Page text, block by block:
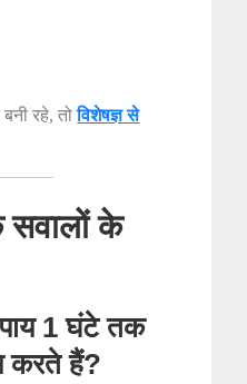
रहे, तोविशेषज्ञ से
के
1 घंटे तक
करते हैं?